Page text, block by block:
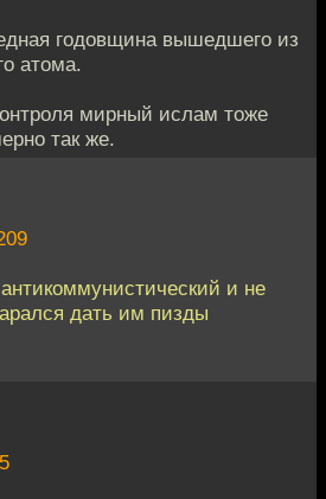
годовщина вышедшего из
атома.
мирный ислам тоже
так же.
и не
дать им пизды